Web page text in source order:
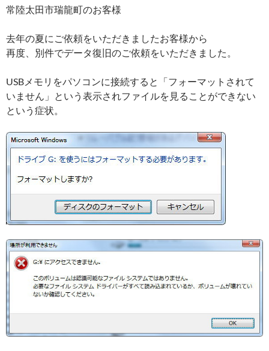
常陸太田市瑞龍町のお客様
去年の夏にご依頼をいただきましたお客様から
再度、別件でデータ復旧のご依頼をいただきました。
USBメモリをパソコンに接続すると「フォーマットされて
いません」という表示されファイルを見ることができない
という症状。